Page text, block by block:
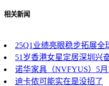
相关新闻
25Q1业绩亮眼稳步拓展全
51岁香港女星定居深圳兴
诺华家具（NVFYUS）5
迪卡侬可能实在是没招了